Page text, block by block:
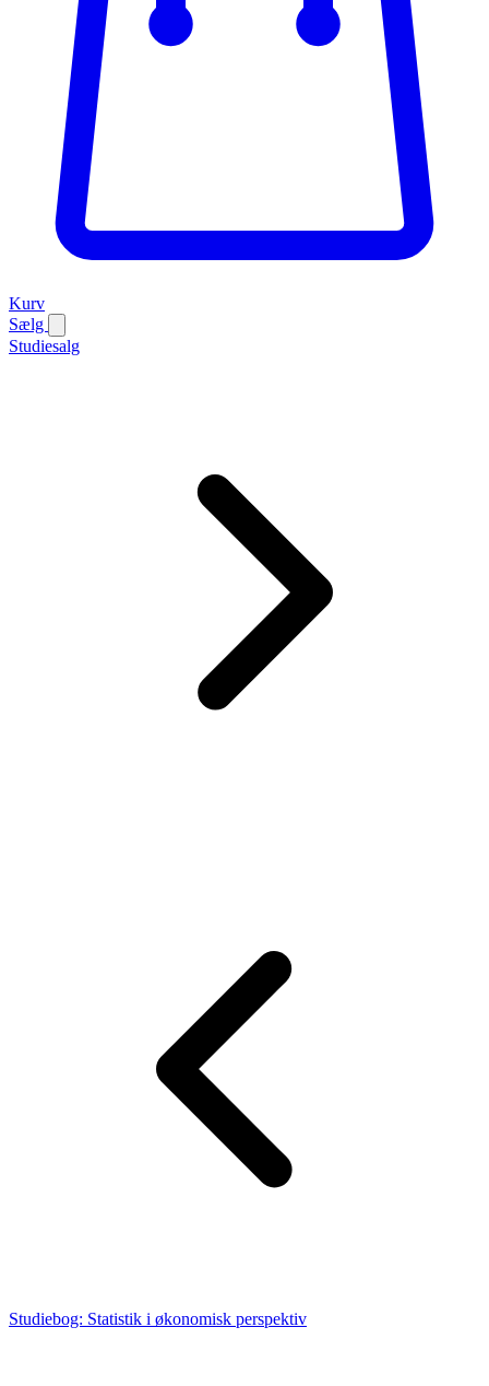
Kurv
Sælg
Studiesalg
Studiebog: Statistik i økonomisk perspektiv